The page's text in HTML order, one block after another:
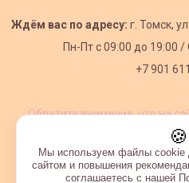
Ждём вас по адресу: г. Томск,
Пн-Пт с09:00 до 19:00 /
+7 901
Обратите внимание, что на
🍪
Мы используем файлы cookie
сайтом и повышения
соглашаетесь с нашей